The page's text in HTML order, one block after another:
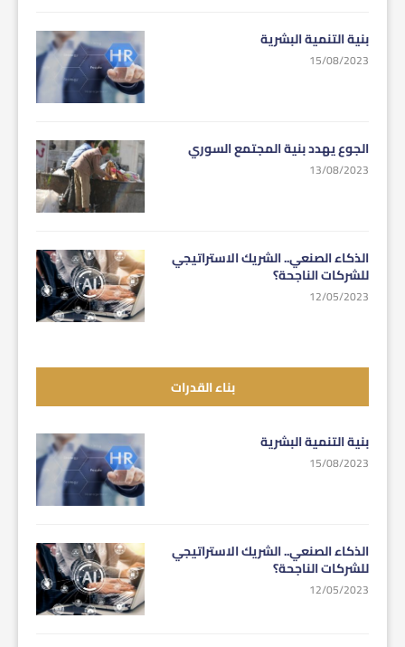
بنية التنمية البشرية
15/08/2023
الجوع يهدد بنية المجتمع السوري
13/08/2023
الذكاء الصنعي.. الشريك الاستراتيجي
للشركات الناجحة؟
12/05/2023
بناء القدرات
بنية التنمية البشرية
15/08/2023
الذكاء الصنعي.. الشريك الاستراتيجي
للشركات الناجحة؟
12/05/2023